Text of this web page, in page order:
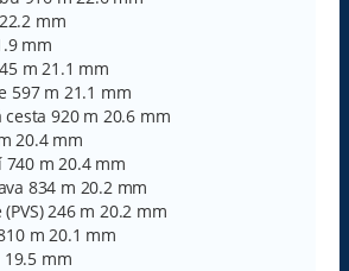
mm
mm
m 21.1 mm
597 m 21.1 mm
cesta 920 m 20.6 mm
20.4 mm
740 m 20.4 mm
834 m 20.2 mm
246 m 20.2 mm
m 20.1 mm
mm